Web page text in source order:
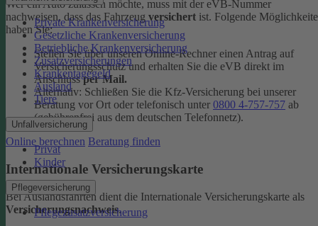
Private Krankenversicherung
Gesetzliche Krankenversicherung
Betriebliche Krankenversicherung
Zusatzversicherungen
Krankentagegeld
Ausland
Tiere
Unfallversicherung
Privat
Kinder
Pflegeversicherung
Pflegezusatzversicherung
Wer ein Auto zulassen möchte, muss mit der eVB-Nummer
nachweisen, dass das Fahrzeug versichert ist. Folgende
haben Sie:
Stellen Sie über unseren Online-Rechner einen Antrag auf
Versicherungsschutz und erhalten Sie die eVB direkt im
Anschlussper Mail.
Alternativ: Schließen Sie die Kfz-​Versicherung bei unserer
Beratung vor Ort oder telefonisch unter 0800 4-​757-757 ab
(gebührenfrei aus dem deutschen Telefonnetz).
Online berechnen Beratung finden
Internationale Versicherungskarte
Bei Auslandsfahrten dient die Internationale Versicherungskarte als
Versicherungsnachweis.